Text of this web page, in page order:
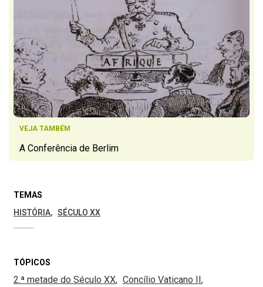
VEJA TAMBÉM
A Conferência de Berlim
TEMAS
HISTÓRIA
SÉCULO XX
TÓPICOS
2.ª metade do Século XX
Concílio Vaticano II